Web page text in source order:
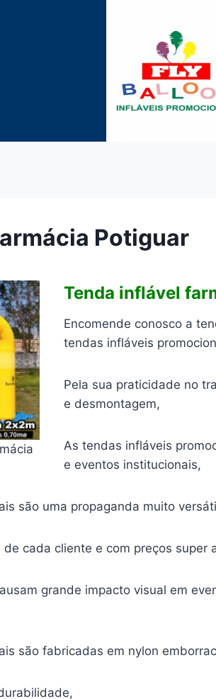
Potiguar
Tenda inflável
Encomende conosco a
tendas infláveis
Pela sua praticidade no
e desmontagem,
As tendas infláveis
e eventos institucionais,
são uma propaganda muito
cada cliente e com preços super
grande impacto visual em
são fabricadas em nylon